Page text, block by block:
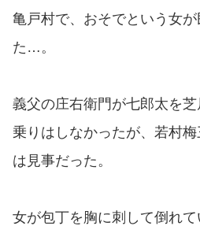
亀戸村で、おそでという女
た…。
義父の庄右衛門が七郎太を
乗りはしなかったが、若村
は見事だった。
女が包丁を胸に刺して倒れ